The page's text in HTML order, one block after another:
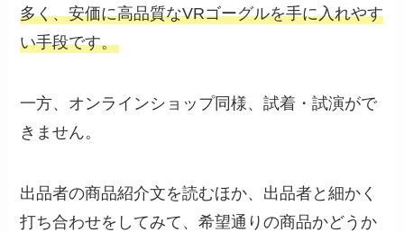
多く、安価に高品質なVRゴーグルを手に入れやす
い手段です。
一方、オンラインショップ同様、試着・試演がで
きません。
出品者の商品紹介文を読むほか、出品者と細かく
打ち合わせをしてみて、希望通りの商品かどうか